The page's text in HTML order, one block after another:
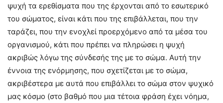
ψυχή τα ερεθίσματα που της έρχονται από το εσωτερικό
του σώματος, είναι κάτι που της επιβάλλεται, που την
ταράζει, που την ενοχλεί προερχόμενο από τα μέσα του
οργανισμού, κάτι που πρέπει να πληρώσει η ψυχή
ακριβώς λόγω της σύνδεσής της με το σώμα. Αυτή την
έννοια της ενόρμησης, που σχετίζεται με το σώμα,
ακριβέστερα με αυτά που επιβάλλει το σώμα στον ψυχικό
μας κόσμο (στο βαθμό που μια τέτοια φράση έχει νόημα,